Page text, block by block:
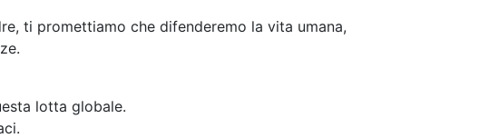
ti promettiamo che difenderemo la vita umana,
lotta globale.